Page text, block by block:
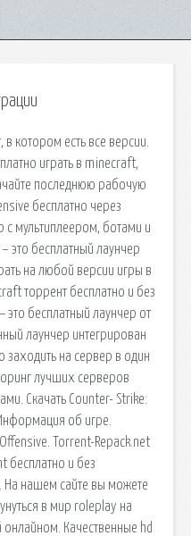
котором есть все версии.
играть в minecraft,
последнюю рабочую
бесплатно через
с мультиплеером, ботами и
это бесплатный лаунчер
на любой версии игры в
торрент бесплатно и без
это бесплатный лаунчер от
лаунчер интегрирован
на сервер в один
лучших серверов
Скачать Counter- Strike:
об игре.
Torrent-Repack.net
бесплатно и без
На нашем сайте вы можете
в мир roleplay на
Качественные hd